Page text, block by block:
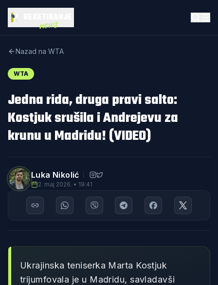
news
Nazad na WTA
WTA
Jedna rida, druga pravi salto:
Kostjuk srušila i Andrejevu za
krunu u Madridu! (VIDEO)
Luka Nikolić
2. maj 2026. • 19:41
Ukrajinska teniserka Marta Kostjuk
trijumfovala je u Madridu, savladavši